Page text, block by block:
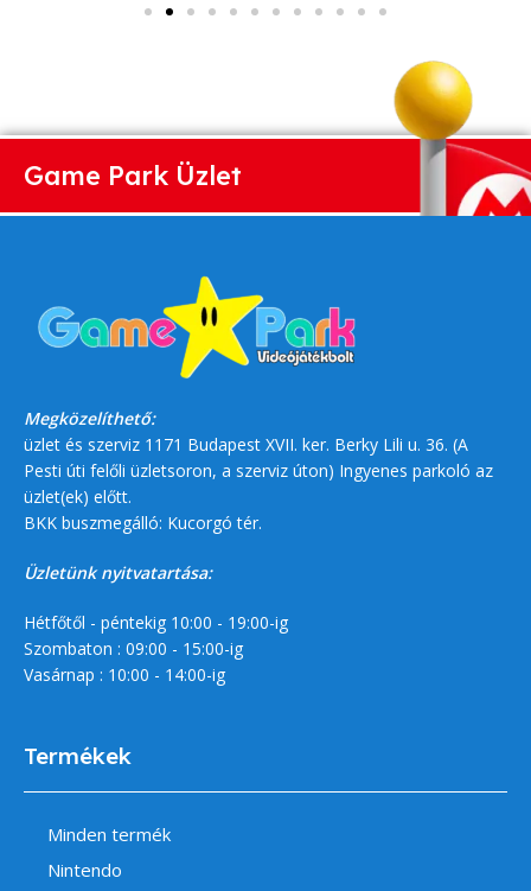
Game Park Üzlet
Megközelíthető:
üzlet és szerviz 1171 Budapest XVII. ker. Berky Lili u. 36. (A
Pesti úti felőli üzletsoron, a szerviz úton) Ingyenes parkoló az
üzlet(ek) előtt.
BKK buszmegálló: Kucorgó tér.
Üzletünk nyitvatartása:
Hétfőtől - péntekig 10:00 - 19:00-ig
Szombaton : 09:00 - 15:00-ig
Vasárnap : 10:00 - 14:00-ig
Termékek
Minden termék
Nintendo